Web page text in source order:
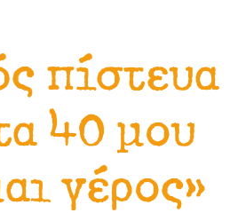
πίστευα
40 μου
γέρος»